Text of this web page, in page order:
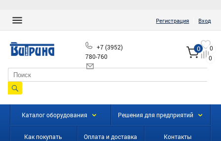
Регистрация Вход
+7 (3952)
780-760
0
0
0
Каталог оборудования Решения для предприятий
Как покупать Оплата и доставка Контакты